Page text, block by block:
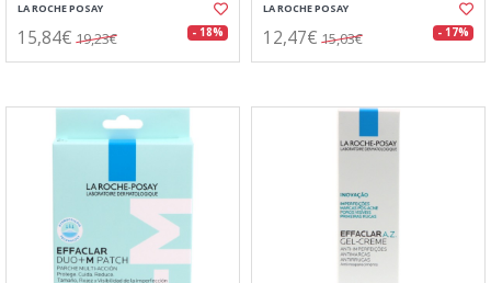
LA ROCHE POSAY
15,84€ 19,23€ - 18%
LA ROCHE POSAY
12,47€ 15,03€ - 17%